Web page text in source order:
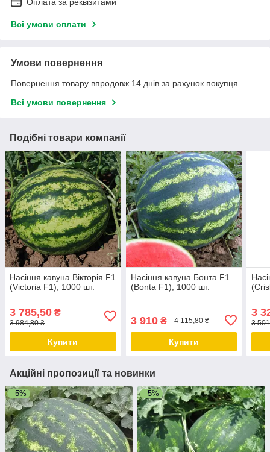
Оплата за реквізитами
Всі умови оплати
Умови повернення
Повернення товару впродовж 14 днів за рахунок покупця
Всі умови повернення
Подібні товари компанії
Насіння кавуна Вікторія F1
(Victoria F1), 1000 шт.
3 785,50 ₴
3 984,80 ₴
Купити
Насіння кавуна Бонта F1
(Bonta F1), 1000 шт.
3 910₴ 4 115,80 ₴
Купити
3
3
Акційні пропозиції та новинки
–5% –5%